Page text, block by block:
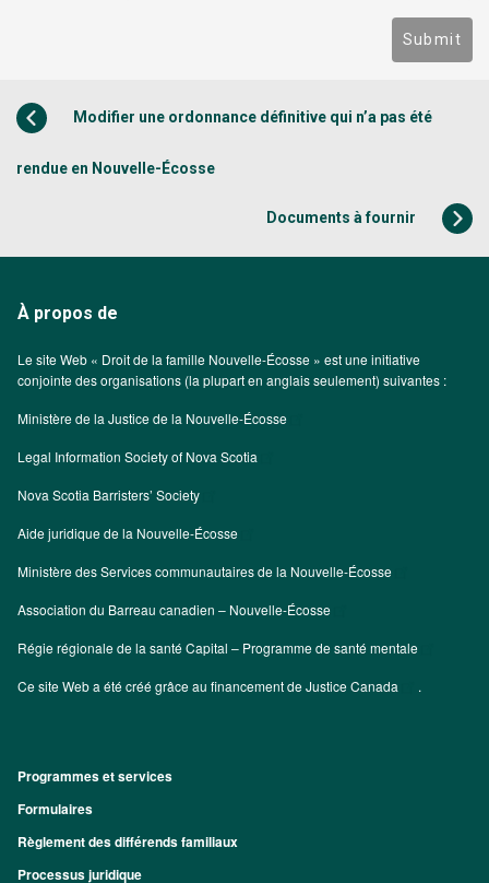
Submit
Modifier une ordonnance définitive qui n’a pas été
rendue en Nouvelle-Écosse
Documents à fournir
À propos de
Le site Web « Droit de la famille Nouvelle-Écosse » est une initiative
conjointe des organisations (la plupart en anglais seulement) suivantes :
Ministère de la Justice de la Nouvelle-Écosse
Legal Information Society of Nova Scotia
Nova Scotia Barristers’ Society
Aide juridique de la Nouvelle-Écosse
Ministère des Services communautaires de la Nouvelle-Écosse
Association du Barreau canadien – Nouvelle-Écosse
Régie régionale de la santé Capital – Programme de santé mentale
Ce site Web a été créé grâce au financement deJustice Canada .
Footer
Programmes et services
Formulaires
Règlement des différends familiaux
Processus juridique